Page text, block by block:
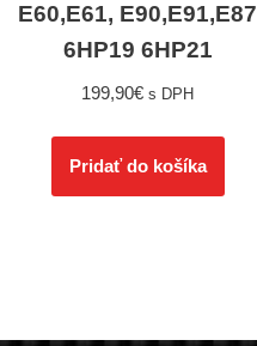
E60,E61, E90,E91,E87
6HP19 6HP21
199,90€ s DPH
Pridať do košíka